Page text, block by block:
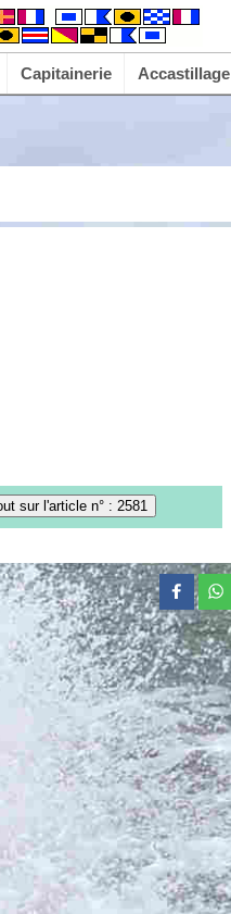
Capitainerie Accastillage
sur l'article n° : 2581